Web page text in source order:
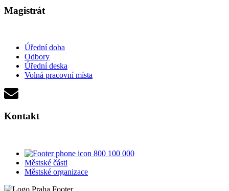
Magistrát
Úřední doba
Odbory
Úřední deska
Volná pracovní místa
Kontakt
800 100 000
Městské části
Městské organizace